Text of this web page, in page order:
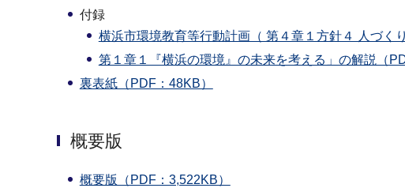
付録
横浜市環境教育等行動計画（ 第４章１方針４ 人づく
第１章１『横浜の環境』の未来を考える」の解説（
裏表紙（PDF：48KB）
概要版
概要版（PDF：3,522KB）